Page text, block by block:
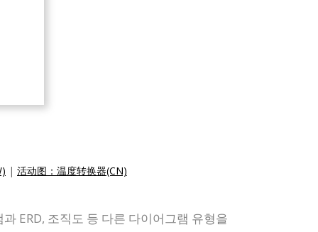
| 活动图：温度转换器(CN)
ERD, 조직도 등 다른 다이어그램 유형을